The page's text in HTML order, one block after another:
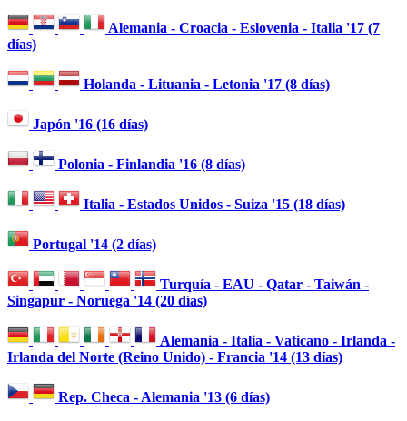
Alemania - Croacia - Eslovenia - Italia '17 (7
días)
Holanda - Lituania - Letonia '17 (8 días)
Japón '16 (16 días)
Polonia - Finlandia '16 (8 días)
Italia - Estados Unidos - Suiza '15 (18 días)
Portugal '14 (2 días)
Turquía - EAU - Qatar - Taiwán -
Singapur - Noruega '14 (20 días)
Alemania - Italia - Vaticano - Irlanda -
Irlanda del Norte (Reino Unido) - Francia '14 (13 días)
Rep. Checa - Alemania '13 (6 días)